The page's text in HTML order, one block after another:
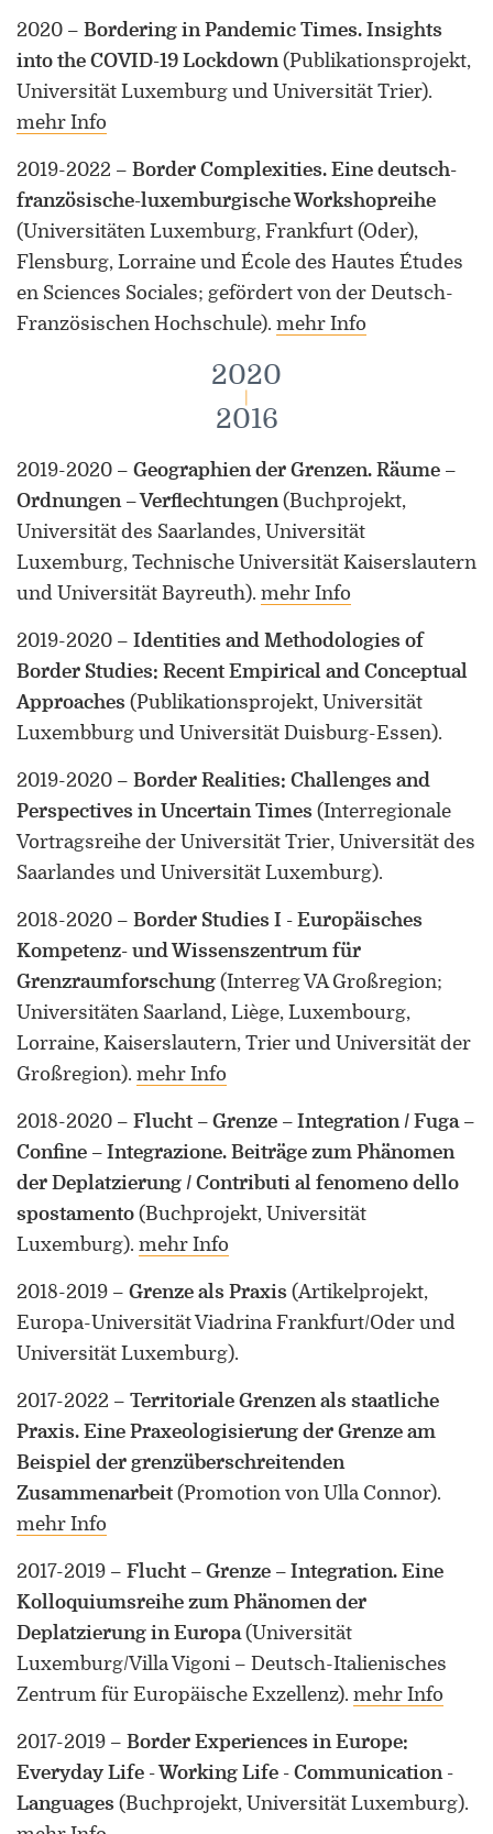
2020 – Bordering in Pandemic Times. Insights
into the COVID-19 Lockdown (Publikationsprojekt,
Universität Luxemburg und Universität Trier).
mehr Info
2019-2022 – Border Complexities. Eine deutsch-
französische-luxemburgische Workshopreihe
(Universitäten Luxemburg, Frankfurt (Oder),
Flensburg, Lorraine und École des Hautes Études
en Sciences Sociales; gefördert von der Deutsch-
Französischen Hochschule). mehr Info
2020
2016
2019-2020 – Geographien der Grenzen. Räume –
Ordnungen – Verflechtungen (Buchprojekt,
Universität des Saarlandes, Universität
Luxemburg, Technische Universität Kaiserslautern
und Universität Bayreuth). mehr Info
2019-2020 – Identities and Methodologies of
Border Studies: Recent Empirical and Conceptual
Approaches (Publikationsprojekt, Universität
Luxembburg und Universität Duisburg-Essen).
2019-2020 – Border Realities: Challenges and
Perspectives in Uncertain Times (Interregionale
Vortragsreihe der Universität Trier, Universität des
Saarlandes und Universität Luxemburg).
2018-2020 – Border Studies I - Europäisches
Kompetenz- und Wissenszentrum für
Grenzraumforschung (Interreg VA Großregion;
Universitäten Saarland, Liège, Luxembourg,
Lorraine, Kaiserslautern, Trier und Universität der
Großregion). mehr Info
2018-2020 – Flucht – Grenze – Integration / Fuga –
Confine – Integrazione. Beiträge zum Phänomen
der Deplatzierung / Contributi al fenomeno dello
spostamento (Buchprojekt, Universität
Luxemburg). mehr Info
2018-2019 – Grenze als Praxis (Artikelprojekt,
Europa-Universität Viadrina Frankfurt/Oder und
Universität Luxemburg).
2017-2022 – Territoriale Grenzen als staatliche
Praxis. Eine Praxeologisierung der Grenze am
Beispiel der grenzüberschreitenden
Zusammenarbeit (Promotion von Ulla Connor).
mehr Info
2017-2019 – Flucht – Grenze – Integration. Eine
Kolloquiumsreihe zum Phänomen der
Deplatzierung in Europa (Universität
Luxemburg/Villa Vigoni – Deutsch-Italienisches
Zentrum für Europäische Exzellenz). mehr Info
2017-2019 – Border Experiences in Europe:
Everyday Life - Working Life - Communication -
Languages (Buchprojekt, Universität Luxemburg).